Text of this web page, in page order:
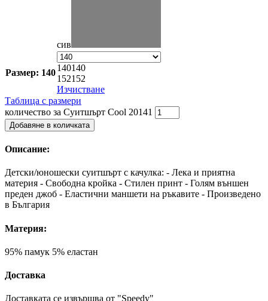
сив
Размер: 140140140
152152
Изчистване
Таблица с размери
количество за Суитшърт Cool 20141
Добавяне в количката
Описание:
Детски/юношески суитшърт с качулка: - Лека и приятна
материя - Свободна кройка - Стилен принт - Голям външен
преден джоб - Еластични маншети на ръкавите - Произведено
в България
Материя:
95% памук 5% еластан
Доставка
Доставката се извършва от "Speedy"